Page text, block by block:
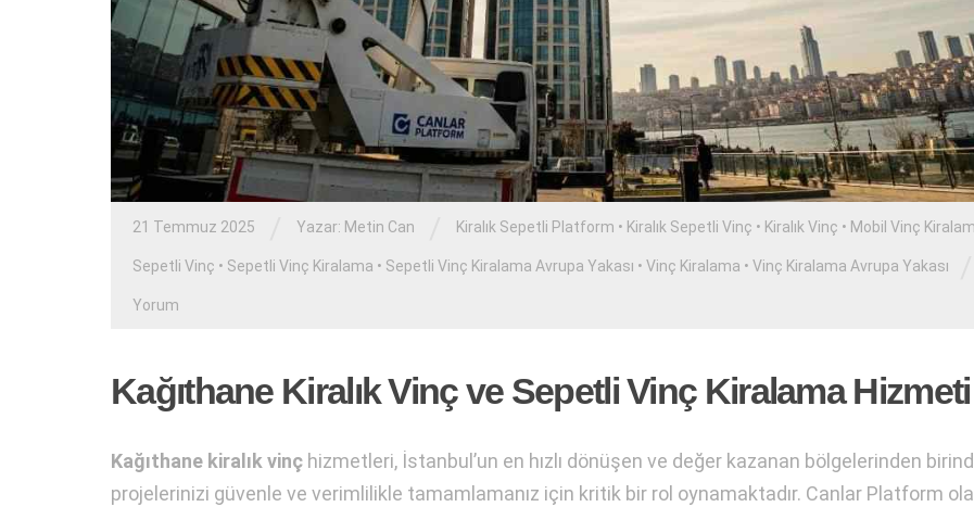
21 Temmuz 2025 Yazar: Metin Can Kiralık Sepetli Platform • Kiralık Sepetli Vinç • Kiralık Vinç • Mobil Vinç
Sepetli Vinç • Sepetli Vinç Kiralama • Sepetli Vinç Kiralama Avrupa Yakası • Vinç Kiralama • Vinç Kiralama Avrupa Yakası
Yorum
Kağıthane Kiralık Vinç ve Sepetli Vinç Kiralama Hizmeti
Kağıthane kiralık vinç hizmetleri, İstanbul’un en hızlı dönüşen ve değer kazanan bölgelerinden
projelerinizi güvenle ve verimlilikle tamamlamanız için kritik bir rol oynamaktadır. Canlar Platform